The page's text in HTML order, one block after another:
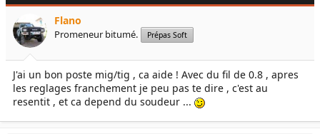
Flano
Promeneur bitumé. Prépas Soft
J'ai un bon poste mig/tig , ca aide ! Avec du fil de 0.8 , apres
les reglages franchement je peu pas te dire , c'est au
resentit , et ca depend du soudeur ...